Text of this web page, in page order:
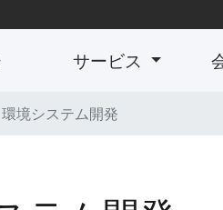
(CURRENT)サービス
環境システム開発